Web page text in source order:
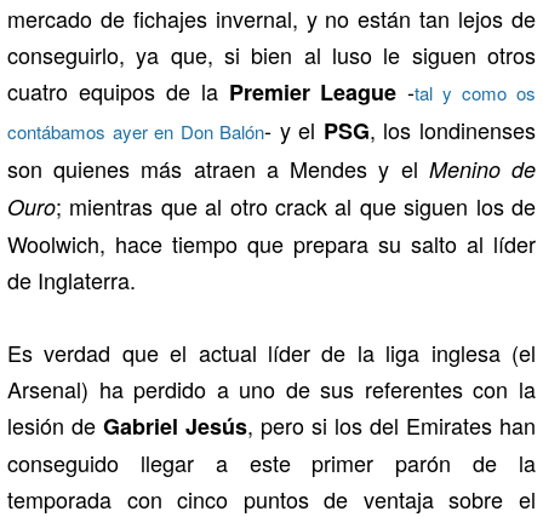
mercado de fichajes invernal, y no están tan lejos de
conseguirlo, ya que, si bien al luso le siguen otros
cuatro equipos de la Premier League -tal y como os
contábamos ayer en Don Balón- y el PSG, los londinenses
son quienes más atraen a Mendes y el Menino de
Ouro; mientras que al otro crack al que siguen los de
Woolwich, hace tiempo que prepara su salto al líder
de Inglaterra.
Es verdad que el actual líder de la liga inglesa (el
Arsenal) ha perdido a uno de sus referentes con la
lesión de Gabriel Jesús, pero si los del Emirates han
conseguido llegar a este primer parón de la
temporada con cinco puntos de ventaja sobre el